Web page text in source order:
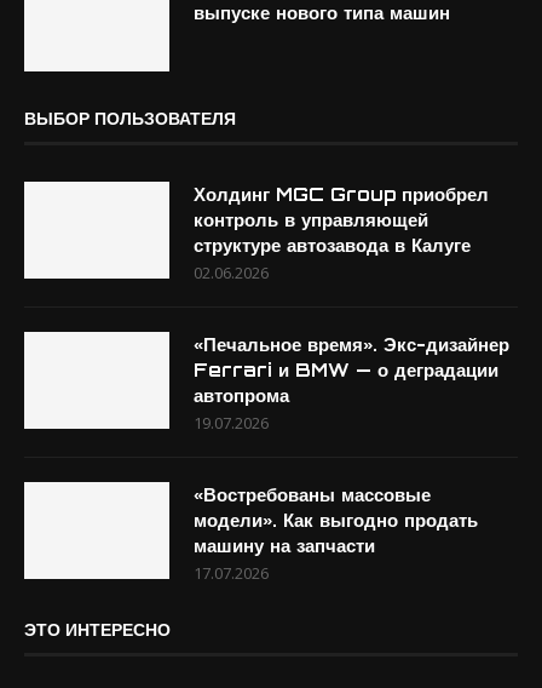
выпуске нового типа машин
ВЫБОР ПОЛЬЗОВАТЕЛЯ
Холдинг MGC Group приобрел
контроль в управляющей
структуре автозавода в Калуге
02.06.2026
«Печальное время». Экс-дизайнер
Ferrari и BMW — о деградации
автопрома
19.07.2026
«Востребованы массовые
модели». Как выгодно продать
машину на запчасти
17.07.2026
ЭТО ИНТЕРЕСНО